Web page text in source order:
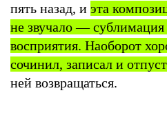
пять назад, и эта
не звучало —
восприятия. Наоборот
сочинил, записал и
ней возвращаться.